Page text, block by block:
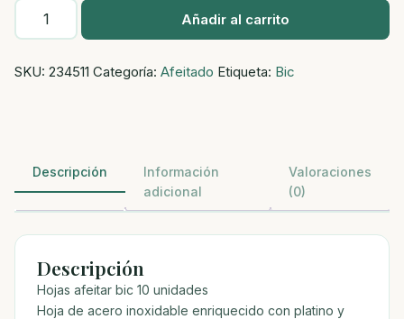
Hojas
afeitar
10
Añadir al carrito
SKU: 234511 Categoría: Afeitado Etiqueta: Bic
Descripción
Información
adicional
Valoraciones
(0)
Descripción
Hojas afeitar bic 10 unidades
Hoja de acero inoxidable enriquecido con platino y